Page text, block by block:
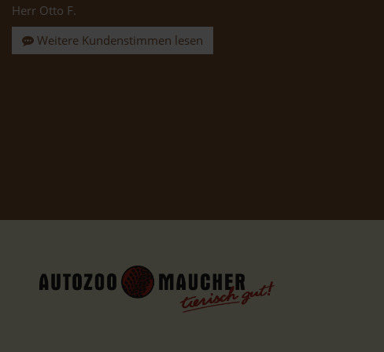
Herr Otto F.
Weitere Kundenstimmen lesen